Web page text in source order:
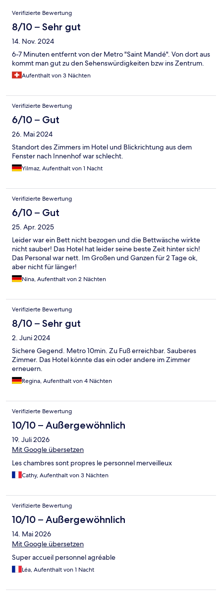
Bewertungen
Verifizierte Bewertung
8/10 – Sehr gut
14. Nov. 2024
6-7 Minuten entfernt von der Metro "Saint Mandé". Von dort aus
kommt man gut zu den Sehenswürdigkeiten bzw ins Zentrum.
Aufenthalt von 3 Nächten
Verifizierte Bewertung
6/10 – Gut
26. Mai 2024
Standort des Zimmers im Hotel und Blickrichtung aus dem
Fenster nach Innenhof war schlecht.
Yilmaz, Aufenthalt von 1 Nacht
Verifizierte Bewertung
6/10 – Gut
25. Apr. 2025
Leider war ein Bett nicht bezogen und die Bettwäsche wirkte
nicht sauber! Das Hotel hat leider seine beste Zeit hinter sich!
Das Personal war nett. Im Großen und Ganzen für 2 Tage ok,
aber nicht für länger!
Nina, Aufenthalt von 2 Nächten
Verifizierte Bewertung
8/10 – Sehr gut
2. Juni 2024
Sichere Gegend. Metro 10min. Zu Fuß erreichbar. Sauberes
Zimmer. Das Hotel könnte das ein oder andere im Zimmer
erneuern.
Regina, Aufenthalt von 4 Nächten
Verifizierte Bewertung
10/10 – Außergewöhnlich
19. Juli 2026
Mit Google übersetzen
Les chambres sont propres le personnel merveilleux
Cathy, Aufenthalt von 3 Nächten
Verifizierte Bewertung
10/10 – Außergewöhnlich
14. Mai 2026
Mit Google übersetzen
Super accueil personnel agréable
Léa, Aufenthalt von 1 Nacht